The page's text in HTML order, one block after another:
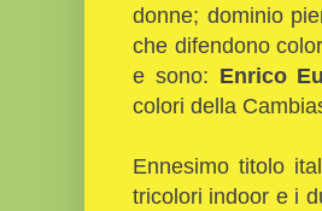
donne; dominio
che difendono
e sono: Enrico
colori della
Ennesimo titolo
tricolori indoor e i